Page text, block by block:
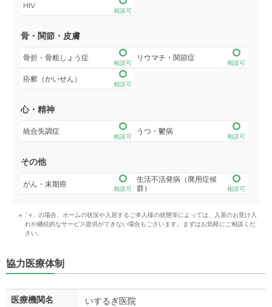
HIV
相談可
骨・関節・皮膚
骨折・骨粗しょう症
相談可
リウマチ・関節症
相談可
疥癬（かいせん）
相談可
心・精神
統合失調症
相談可
うつ・鬱病
相談可
その他
がん・末期癌
相談可
生活不活発病（廃用症候
群）
相談可
※「○」の場合、ホームの状況や入居するご本人様の状態等によっては、入居のお受け入
れや継続的なサービス提供ができない場合もございます。まずはお気軽にご相談くだ
さい。
協力医療体制
医療機関名 いするぎ医院